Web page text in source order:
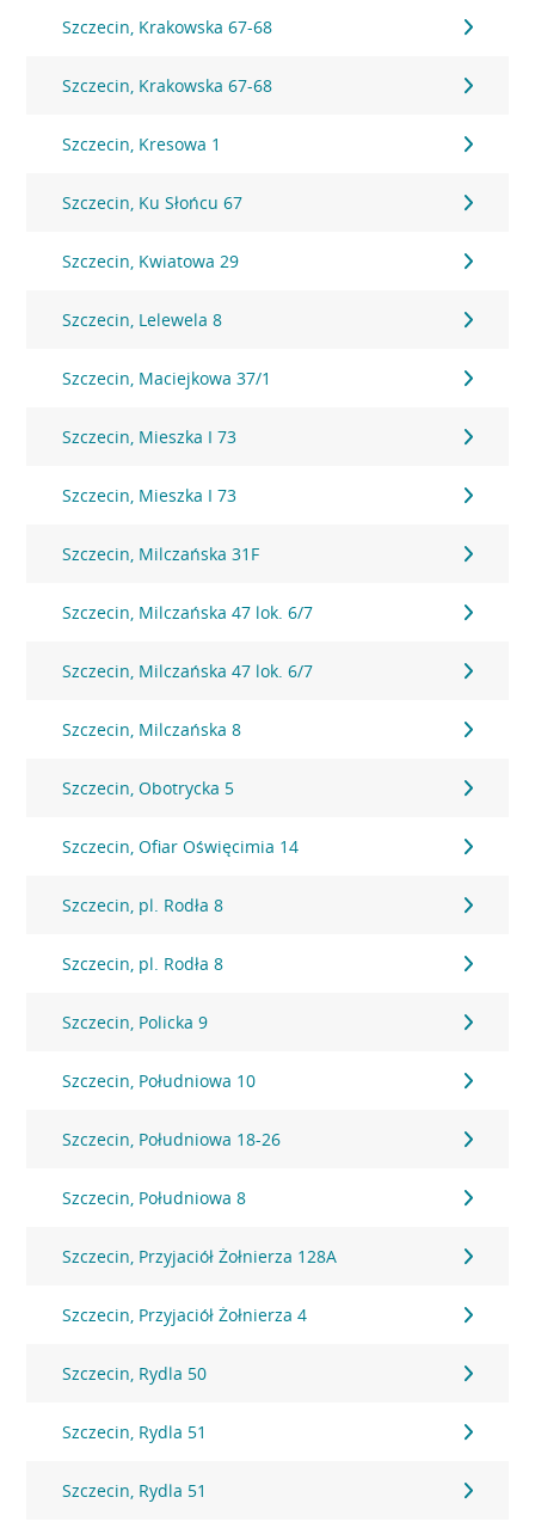
Szczecin, Krakowska 67-68
Szczecin, Krakowska 67-68
Szczecin, Kresowa 1
Szczecin, Ku Słońcu 67
Szczecin, Kwiatowa 29
Szczecin, Lelewela 8
Szczecin, Maciejkowa 37/1
Szczecin, Mieszka I 73
Szczecin, Mieszka I 73
Szczecin, Milczańska 31F
Szczecin, Milczańska 47 lok. 6/7
Szczecin, Milczańska 47 lok. 6/7
Szczecin, Milczańska 8
Szczecin, Obotrycka 5
Szczecin, Ofiar Oświęcimia 14
Szczecin, pl. Rodła 8
Szczecin, pl. Rodła 8
Szczecin, Policka 9
Szczecin, Południowa 10
Szczecin, Południowa 18-26
Szczecin, Południowa 8
Szczecin, Przyjaciół Żołnierza 128A
Szczecin, Przyjaciół Żołnierza 4
Szczecin, Rydla 50
Szczecin, Rydla 51
Szczecin, Rydla 51